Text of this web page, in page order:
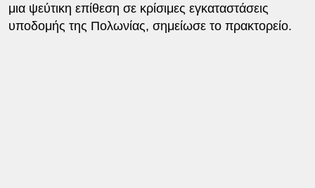
μια ψεύτικη επίθεση σε κρίσιμες εγκαταστάσεις
υποδομής της Πολωνίας, σημείωσε το πρακτορείο.